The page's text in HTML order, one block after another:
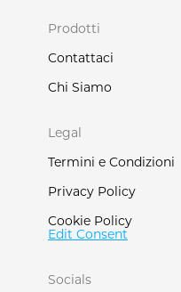
Prodotti
Contattaci
Chi Siamo
Legal
Termini e Condizioni
Privacy Policy
Cookie Policy
Edit Consent
Socials